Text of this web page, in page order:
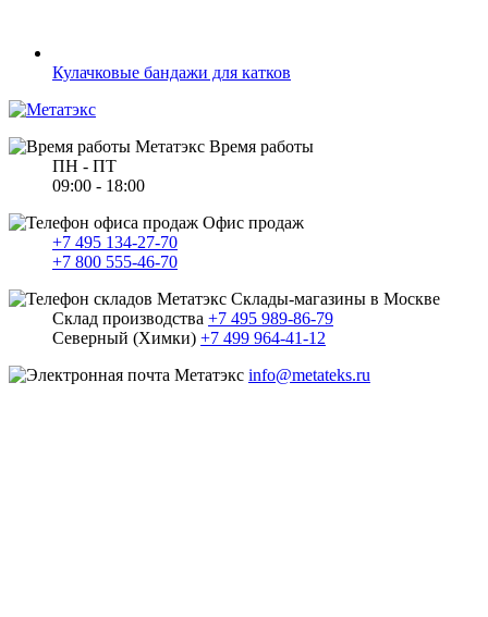
Кулачковые бандажи для катков
Время работы
ПН - ПТ
09:00 - 18:00
Офис продаж
+7 495 134-27-70
+7 800 555-46-70
Склады-магазины в Москве
Склад производства +7 495 989-86-79
Северный (Химки) +7 499 964-41-12
info@metateks.ru